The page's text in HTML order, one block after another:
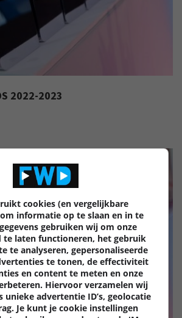
2022-2023
cookies (en vergelijkbare
informatie op te slaan en in te
gebruiken wij om onze
te laten functioneren, het gebruik
te analyseren, gepersonaliseerde
te tonen, de effectiviteit
en content te meten en onze
Hiervoor verzamelen wij
unieke advertentie ID’s, geolocatie
Je kunt je cookie instellingen